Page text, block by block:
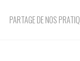
PARTAGE DE NOS